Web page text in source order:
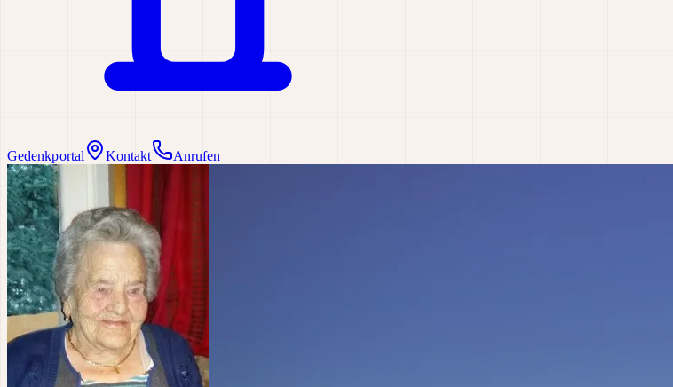
Gedenkportal Kontakt Anrufen